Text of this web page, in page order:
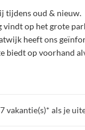
tijdens oud & nieuw.
vindt op het grote
heeft ons
biedt op voorhand
vakantie(s)* als je